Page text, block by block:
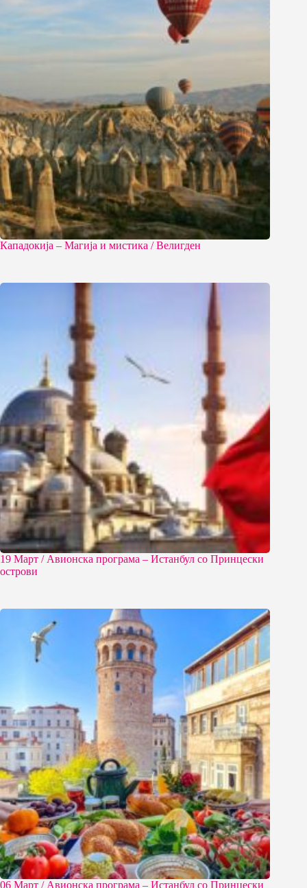
Кападокија – Магија и мистика / Велигден
19 Март / Aвионска програма – Истанбул со Принцески
острови
06 Март / Aвионска програма – Истанбул со Принцески